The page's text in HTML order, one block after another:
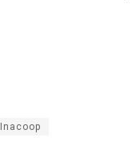
Inacoop